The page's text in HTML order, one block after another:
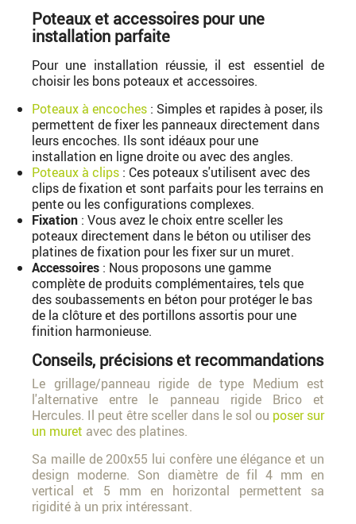
Poteaux et accessoires pour une
installation parfaite
Pour une installation réussie, il est essentiel de
choisir les bons poteaux et accessoires.
Poteaux à encoches : Simples et rapides à poser, ils
permettent de fixer les panneaux directement dans
leurs encoches. Ils sont idéaux pour une
installation en ligne droite ou avec des angles.
Poteaux à clips : Ces poteaux s'utilisent avec des
clips de fixation et sont parfaits pour les terrains en
pente ou les configurations complexes.
Fixation : Vous avez le choix entre sceller les
poteaux directement dans le béton ou utiliser des
platines de fixation pour les fixer sur un muret.
Accessoires : Nous proposons une gamme
complète de produits complémentaires, tels que
des soubassements en béton pour protéger le bas
de la clôture et des portillons assortis pour une
finition harmonieuse.
Conseils, précisions et recommandations
Le grillage/panneau rigide de type Medium est
l'alternative entre le panneau rigide Brico et
Hercules. Il peut être sceller dans le sol ou poser sur
un muret avec des platines.
Sa maille de 200x55 lui confère une élégance et un
design moderne. Son diamètre de fil 4 mm en
vertical et 5 mm en horizontal permettent sa
rigidité à un prix intéressant.